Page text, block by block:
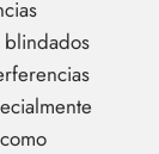
blindados